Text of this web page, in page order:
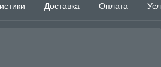
Доставка Оплата